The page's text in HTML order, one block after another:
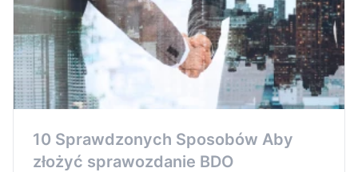
10 Sprawdzonych Sposobów Aby
złożyć sprawozdanie BDO